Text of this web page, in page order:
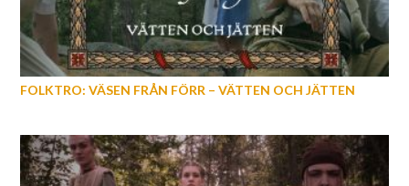
FOLKTRO: VÄSEN FRÅN FÖRR – VÄTTEN OCH JÄTTEN